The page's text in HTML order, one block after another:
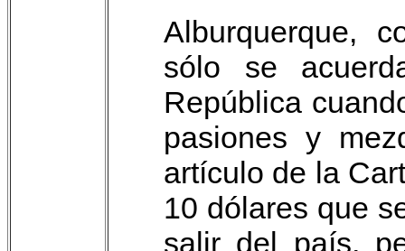
Alburquerque,
sólo se
República
pasiones y
artículo de la
10 dólares que
salir del país,